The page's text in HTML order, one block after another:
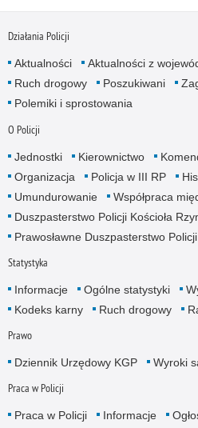
Działania Policji
Aktualności Aktualności z
Ruch drogowy
Poszukiwani
Polemiki i sprostowania
O Policji
Jednostki Kierownictwo
Organizacja
Policja w III RP
Umundurowanie
Współpraca
Duszpasterstwo Policji Kościoła
Prawosławne Duszpasterstwo Policji
Statystyka
Informacje Ogólne statystyki
Kodeks karny
Ruch drogowy
Prawo
Dziennik Urzędowy KGP Wyroki
Praca w Policji
Praca w Policji Informacje